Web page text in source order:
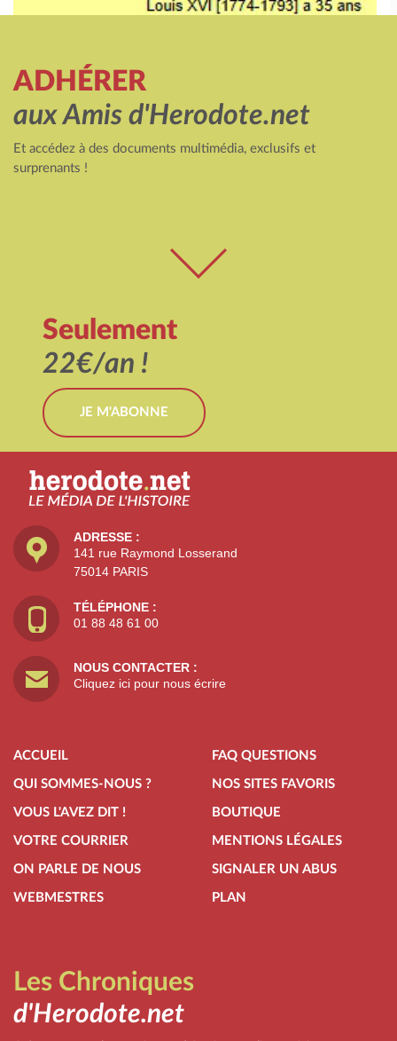
ADHÉRER
aux Amis d'Herodote.net
Et accédez à des documents multimédia, exclusifs et
surprenants !
Seulement
22€/an !
JE M'ABONNE
ADRESSE :
141 rue Raymond Losserand
75014 PARIS
TÉLÉPHONE :
01 88 48 61 00
NOUS CONTACTER :
Cliquez ici pour nous écrire
ACCUEIL
QUI SOMMES-NOUS ?
VOUS L'AVEZ DIT !
VOTRE COURRIER
ON PARLE DE NOUS
WEBMESTRES
FAQ QUESTIONS
NOS SITES FAVORIS
BOUTIQUE
MENTIONS LÉGALES
SIGNALER UN ABUS
PLAN
Les Chroniques
d'Herodote.net